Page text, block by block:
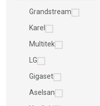
Grandstream
Karel
Multitek
LG
Gigaset
Aselsan